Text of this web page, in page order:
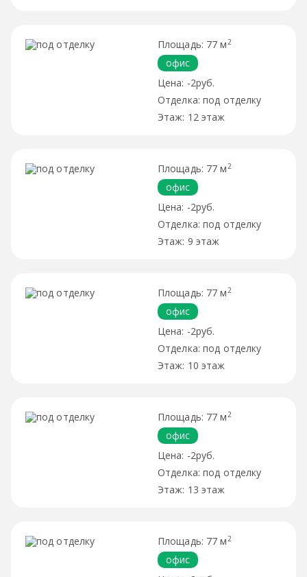
77 м 2
офис
-2руб.
под отделку
12 этаж
77 м 2
офис
-2руб.
под отделку
9 этаж
77 м 2
офис
-2руб.
под отделку
10 этаж
77 м 2
офис
-2руб.
под отделку
13 этаж
77 м 2
офис